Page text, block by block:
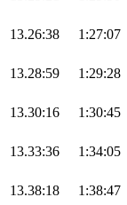
13.26:38 1:27:07
13.28:59 1:29:28
13.30:16 1:30:45
13.33:36 1:34:05
13.38:18 1:38:47